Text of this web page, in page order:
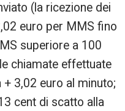
(la ricezione dei
euro per MMS fino
superiore a 100
chiamate effettuate
3,02 euro al minuto;
cent di scatto alla